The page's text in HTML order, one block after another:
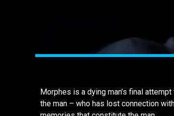
Morphes is a dying man’s final
the man – who has lost connection